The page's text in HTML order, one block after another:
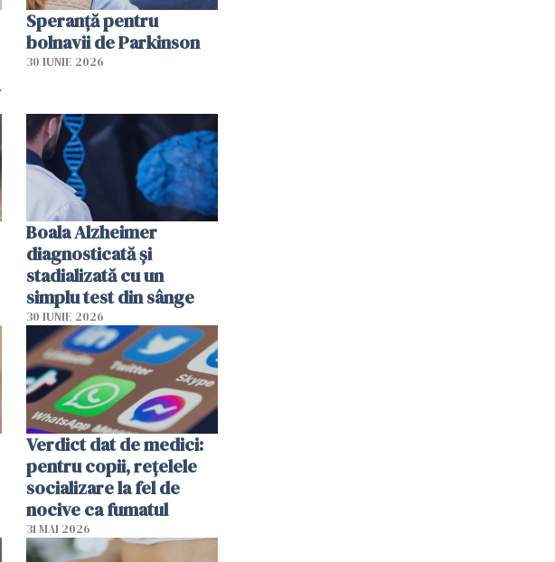
Speranță pentru
bolnavii de Parkinson
30 IUNIE 2026
Boala Alzheimer
diagnosticată și
stadializată cu un
simplu test din sânge
30 IUNIE 2026
Verdict dat de medici:
pentru copii, rețelele
socializare la fel de
nocive ca fumatul
31 MAI 2026